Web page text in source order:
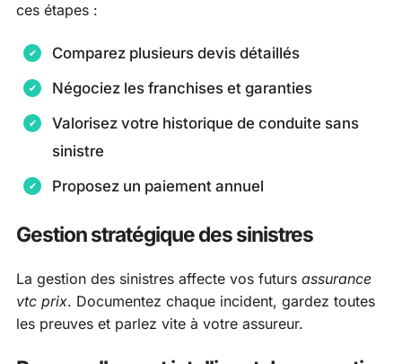
ces étapes :
Comparez plusieurs devis détaillés
Négociez les franchises et garanties
Valorisez votre historique de conduite sans
sinistre
Proposez un paiement annuel
Gestion stratégique des sinistres
La gestion des sinistres affecte vos futurs assurance
vtc prix. Documentez chaque incident, gardez toutes
les preuves et parlez vite à votre assureur.